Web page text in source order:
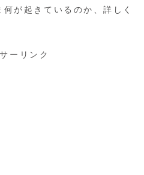
が起きているのか、詳しく
ーリンク